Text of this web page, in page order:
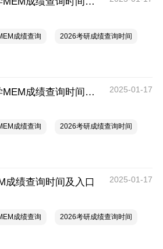
成绩查询 2026考研成绩查询时间
2025年广东财经大学MEM成绩查询时间及入口 2025-01-17
成绩查询 2026考研成绩查询时间
成绩查询时间及入口 2025-01-17
成绩查询 2026考研成绩查询时间